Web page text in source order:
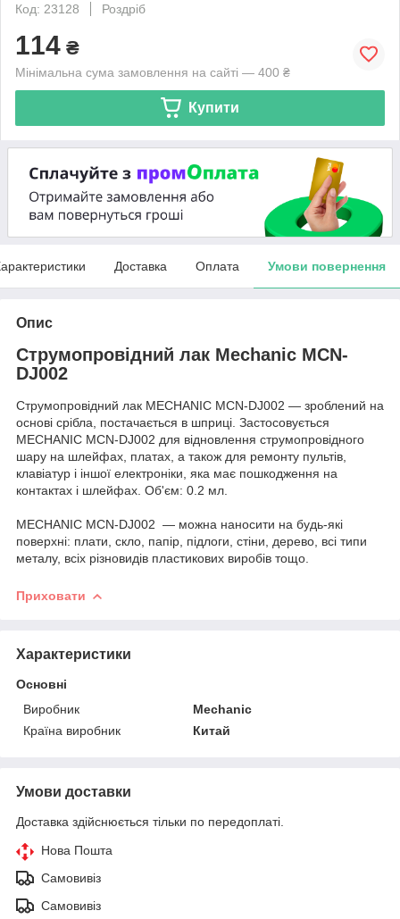
Код: 23128
Роздріб
114 ₴
Мінімальна сума замовлення на сайті — 400 ₴
Купити
Доставка Оплата Умови повернення
Опис
Струмопровідний лак Mechanic MCN-
DJ002
Струмопровідний лак MECHANIC MCN-DJ002 — зроблений на
основі срібла, постачається в шприці. Застосовується
MECHANIC MCN-DJ002 для відновлення струмопровідного
шару на шлейфах, платах, а також для ремонту пультів,
клавіатур і іншої електроніки, яка має пошкодження на
контактах і шлейфах. Об'єм: 0.2 мл.
MECHANIC MCN-DJ002 — можна наносити на будь-які
поверхні: плати, скло, папір, підлоги, стіни, дерево, всі типи
металу, всіх різновидів пластикових виробів тощо.
Приховати
Характеристики
Основні
Виробник
Mechanic
Країна виробник
Китай
Умови доставки
Доставка здійснюється тільки по передоплаті.
Нова Пошта
Самовивіз
Самовивіз